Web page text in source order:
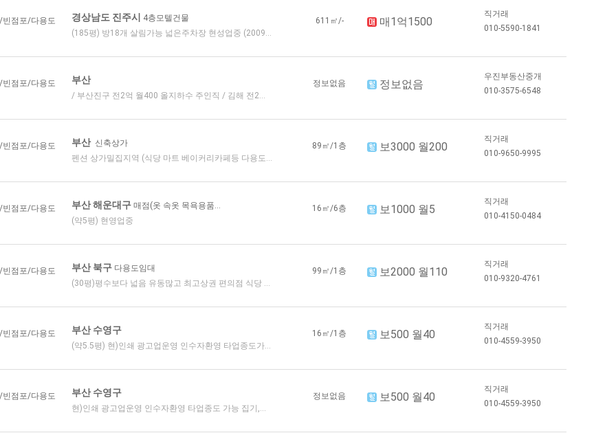
빈점포/다용도 경상남도 진주시
4층모텔건물
(185평) 방18개 살림가능 넓은주차장 현성업중 (2009...
611㎡/- 매1억1500
직거래
010-5590-1841
빈점포/다용도 부산
/ 부산진구 전2억 월400 올지하수 주인직 / 김해 전2...
정보없음 정보없음
우진부동산중개
010-3575-6548
빈점포/다용도 부산 신축상가
펜션 상가밀집지역 (식당 마트 베이커리카페등 다용도...
89㎡/1층 보3000 월200
직거래
010-9650-9995
빈점포/다용도 부산 해운대구 매점(옷 속옷 목욕용품...
(약5평) 현영업중
16㎡/6층 보1000 월5
직거래
010-4150-0484
빈점포/다용도 부산 북구 다용도임대
(30평)평수보다 넓음 유동많고 최고상권 편의점 식당 ...
99㎡/1층 보2000 월110
직거래
010-9320-4761
빈점포/다용도 부산 수영구
(약5.5평) 현)인쇄 광고업운영 인수자환영 타업종도가...
16㎡/1층 보500 월40
직거래
010-4559-3950
빈점포/다용도 부산 수영구
현)인쇄 광고업운영 인수자환영 타업종도 가능 집기,...
정보없음 보500 월40
직거래
010-4559-3950